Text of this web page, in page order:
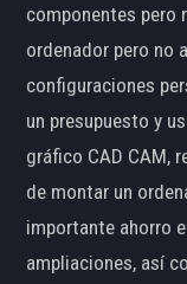
componentes pero
ordenador pero no
configuraciones
un presupuesto y
gráfico CAD CAM,
de montar un
importante ahorro
ampliaciones, así